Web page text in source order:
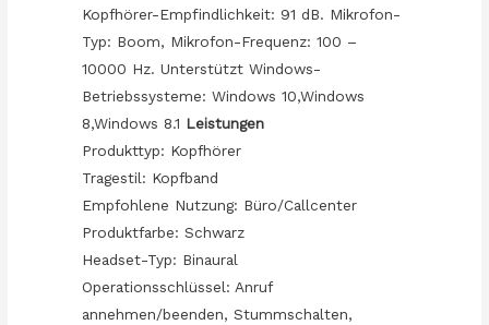
Kopfhörer-Empfindlichkeit: 91 dB. Mikrofon-
Typ: Boom, Mikrofon-Frequenz: 100 –
10000 Hz. Unterstützt Windows-
Betriebssysteme: Windows 10,Windows
8,Windows 8.1 Leistungen
Produkttyp: Kopfhörer
Tragestil: Kopfband
Empfohlene Nutzung: Büro/Callcenter
Produktfarbe: Schwarz
Headset-Typ: Binaural
Operationsschlüssel: Anruf
annehmen/beenden, Stummschalten,